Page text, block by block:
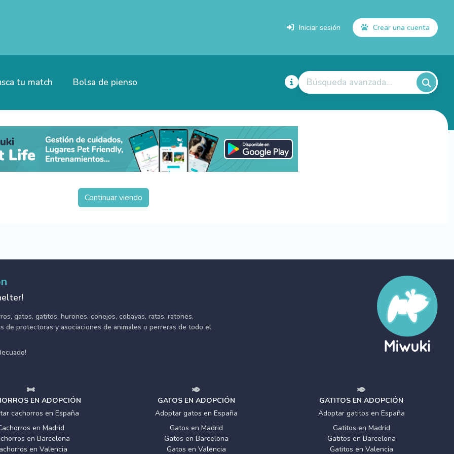
Iniciar sesión Crear una cuenta
tu match Bolsa de pienso Búsqueda avanzada...
Continuar viendo
gatos, gatitos, hurones, conejos, cobayas, ratas, ratones,
de protectoras y asociaciones de animales o perreras de todo el
EN ADOPCIÓN
cachorros en España
en Madrid
en Barcelona
en Valencia
GATOS EN ADOPCIÓN
Adoptar gatos en España
Gatos en Madrid
Gatos en Barcelona
Gatos en Valencia
GATITOS EN ADOPCIÓN
Adoptar gatitos en España
Gatitos en Madrid
Gatitos en Barcelona
Gatitos en Valencia